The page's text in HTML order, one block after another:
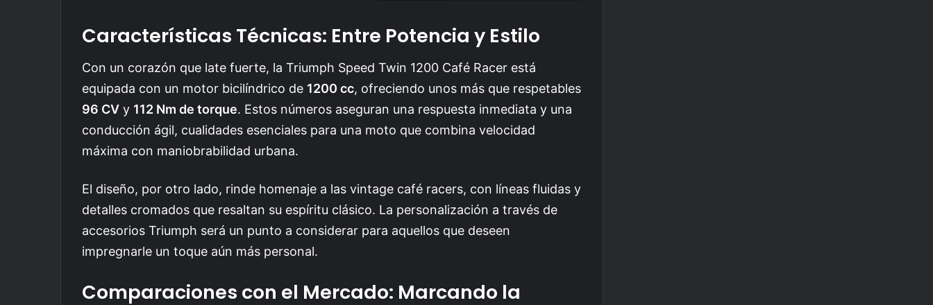
Características Técnicas: Entre Potencia y Estilo
Con un corazón que late fuerte, la Triumph Speed Twin 1200 Café Racer está
equipada con un motor bicilíndrico de 1200 cc, ofreciendo unos más que respetables
96 CV y 112 Nm de torque. Estos números aseguran una respuesta inmediata y una
conducción ágil, cualidades esenciales para una moto que combina velocidad
máxima con maniobrabilidad urbana.
El diseño, por otro lado, rinde homenaje a las vintage café racers, con líneas fluidas y
detalles cromados que resaltan su espíritu clásico. La personalización a través de
accesorios Triumph será un punto a considerar para aquellos que deseen
impregnarle un toque aún más personal.
Comparaciones con el Mercado: Marcando la